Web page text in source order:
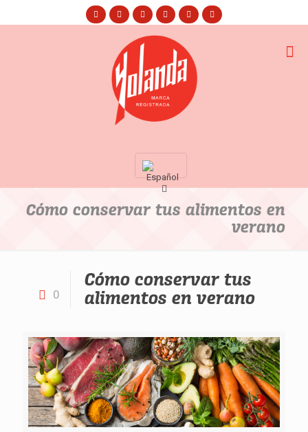
Cómo conservar tus alimentos en
verano
0
Cómo conservar tus
alimentos en verano